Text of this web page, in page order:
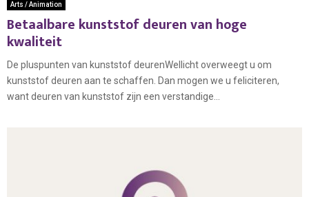
Arts / Animation
Betaalbare kunststof deuren van hoge
kwaliteit
De pluspunten van kunststof deurenWellicht overweegt u om
kunststof deuren aan te schaffen. Dan mogen we u feliciteren,
want deuren van kunststof zijn een verstandige...